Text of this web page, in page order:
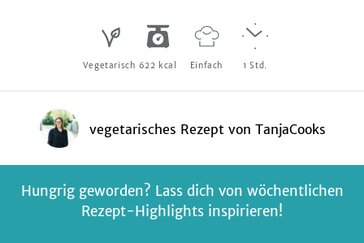
Vegetarisch 622 kcal Einfach 1 Std.
vegetarisches Rezeptvon TanjaCooks
Hungrig geworden? Lass dich von wöchentlichen
Rezept-Highlights inspirieren!